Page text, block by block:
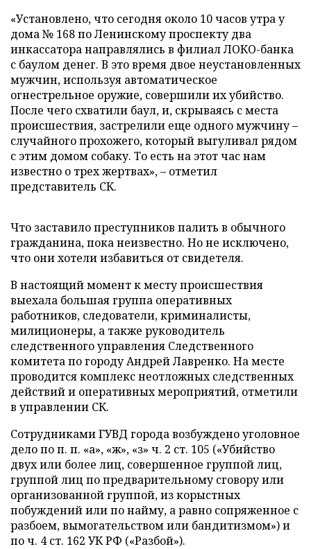
«Установлено, что сегодня около 10 часов утра у
дома № 168 по Ленинскому проспекту два
инкассатора направлялись в филиал ЛОКО-банка
с баулом денег. В это время двое неустановленных
мужчин, используя автоматическое
огнестрельное оружие, совершили их убийство.
После чего схватили баул, и, скрываясь с места
происшествия, застрелили еще одного мужчину –
случайного прохожего, который выгуливал рядом
с этим домом собаку. То есть на этот час нам
известно о трех жертвах», – отметил
представитель СК.
Что заставило преступников палить в обычного
гражданина, пока неизвестно. Но не исключено,
что они хотели избавиться от свидетеля.
В настоящий момент к месту происшествия
выехала большая группа оперативных
работников, следователи, криминалисты,
милиционеры, а также руководитель
следственного управления Следственного
комитета по городу Андрей Лавренко. На месте
проводится комплекс неотложных следственных
действий и оперативных мероприятий, отметили
в управлении СК.
Сотрудниками ГУВД города возбуждено уголовное
дело по п. п. «а», «ж», «з» ч. 2 ст. 105 («Убийство
двух или более лиц, совершенное группой лиц,
группой лиц по предварительному сговору или
организованной группой, из корыстных
побуждений или по найму, а равно сопряженное с
разбоем, вымогательством или бандитизмом») и
по ч. 4 ст. 162 УК РФ («Разбой»).